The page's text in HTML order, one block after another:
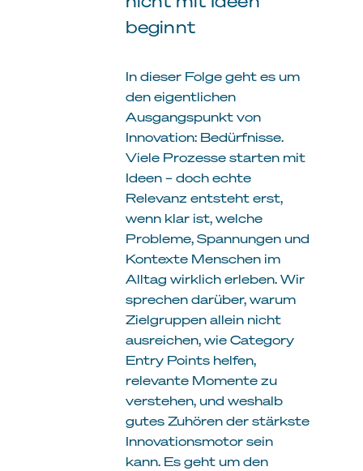
beginnt
In dieser Folge geht es um
den eigentlichen
Ausgangspunkt von
Innovation: Bedürfnisse.
Viele Prozesse starten mit
Ideen – doch echte
Relevanz entsteht erst,
wenn klar ist, welche
Probleme, Spannungen und
Kontexte Menschen im
Alltag wirklich erleben. Wir
sprechen darüber, warum
Zielgruppen allein nicht
ausreichen, wie Category
Entry Points helfen,
relevante Momente zu
verstehen, und weshalb
gutes Zuhören der stärkste
Innovationsmotor sein
kann. Es geht um den